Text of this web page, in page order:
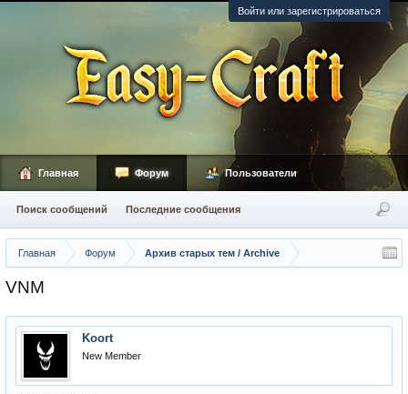
Войти или зарегистрироваться
Главная Форум Архив старых тем / Archive
VNM
Koort
New Member
Главная Форум
Поиск сообщений Последние сообщения
Пользователи